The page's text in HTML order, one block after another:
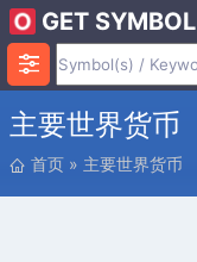
GET SYMBOL
主要世界货币
位
置
首页 » 主要世界货币